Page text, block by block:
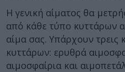
Η γενική αίματος θα
από κάθε τύπο κυττάρων
αίμα σας. Υπάρχουν τρεις
κυττάρων: ερυθρά
αιμοσφαίρια και